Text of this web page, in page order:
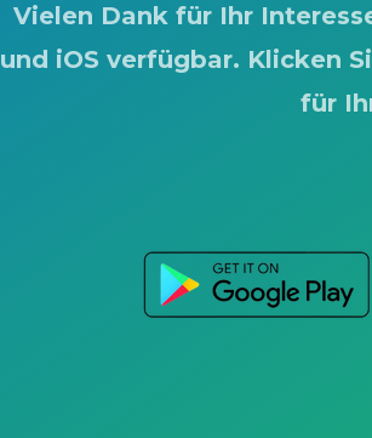
Vielen Dank für Ihr
und iOS verfügbar. Klicken
für